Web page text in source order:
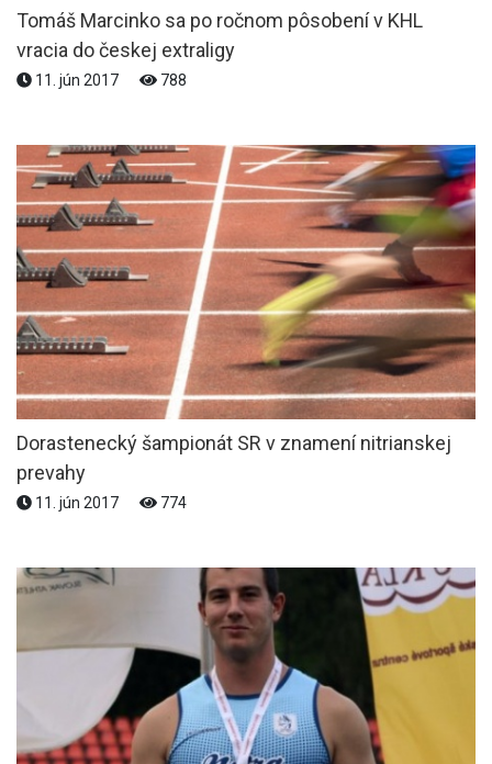
Tomáš Marcinko sa po ročnom pôsobení v KHL
vracia do českej extraligy
11. jún 2017 788
Dorastenecký šampionát SR v znamení nitrianskej
prevahy
11. jún 2017 774